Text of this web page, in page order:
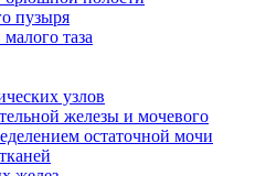
пузыря
таза
узлов
железы и мочевого
остаточной мочи